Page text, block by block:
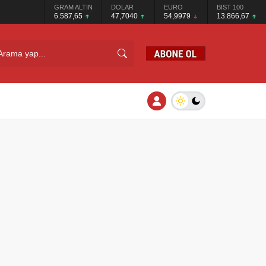
GRAM ALTIN
6.587,65
DOLAR
47,7040
EURO
54,9979
BIST 100
13.866,67